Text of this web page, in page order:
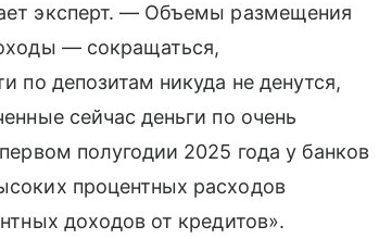
эксперт. — Объемы размещения
— сокращаться,
по депозитам никуда не денутся,
сейчас деньги по очень
полугодии 2025 года у банков
процентных расходов
доходов от кредитов».